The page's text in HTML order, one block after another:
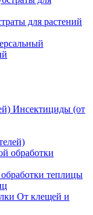
для растений
Инсектициды (от
теплицы
От клещей и